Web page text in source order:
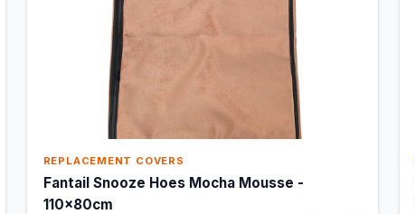
REPLACEMENT COVERS
Fantail Snooze Hoes Mocha Mousse -
110x80cm